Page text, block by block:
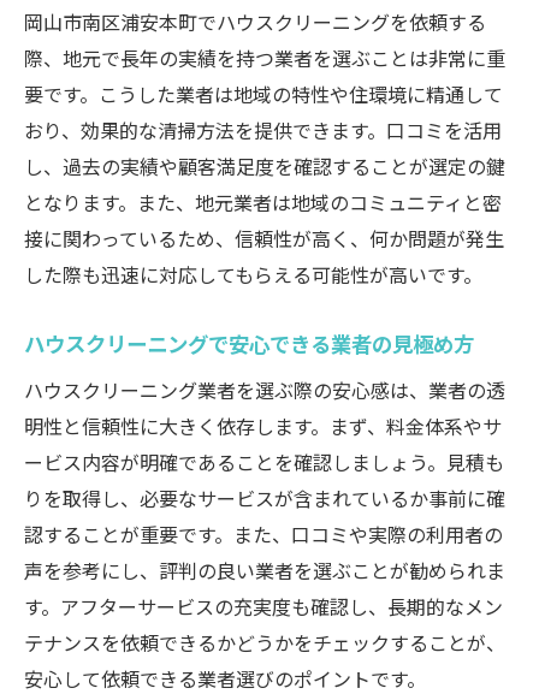
口コミから学ぶ岡山市南区のハウスクリーニン
グサービスの選び方
口コミが示すハウスクリーニングの選び方
信頼性のあるクリーニング業者を口コミで
探す方法
地域の声を反映したクリーニング業者の選
び方
口コミから得られるクリーニングの実情と
実際の利用者の声を活かした業者選びのポ
イント
口コミから学ぶサービスの良し悪しの見分
け方
岡山市南区での効果的なハウスクリーニング清
潔な住まいの秘訣
清潔な住まいを保つためのクリーニング法
プロのクリーニングがもたらす住環境の改
善
岡山市南区浦安本町でハウスクリーニングを依頼する
際、地元で長年の実績を持つ業者を選ぶことは非常に重
要です。こうした業者は地域の特性や住環境に精通して
おり、効果的な清掃方法を提供できます。口コミを活用
し、過去の実績や顧客満足度を確認することが選定の鍵
となります。また、地元業者は地域のコミュニティと密
接に関わっているため、信頼性が高く、何か問題が発生
した際も迅速に対応してもらえる可能性が高いです。
ハウスクリーニングで安心できる業者の見極め方
ハウスクリーニング業者を選ぶ際の安心感は、業者の透
明性と信頼性に大きく依存します。まず、料金体系やサ
ービス内容が明確であることを確認しましょう。見積も
りを取得し、必要なサービスが含まれているか事前に確
認することが重要です。また、口コミや実際の利用者の
声を参考にし、評判の良い業者を選ぶことが勧められま
す。アフターサービスの充実度も確認し、長期的なメン
テナンスを依頼できるかどうかをチェックすることが、
安心して依頼できる業者選びのポイントです。